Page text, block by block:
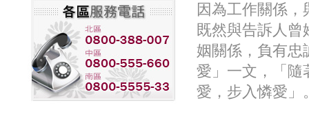
因為工作關係
既然與告訴人
姻關係，負有忠
愛」一文，「隨
愛，步入憐愛」